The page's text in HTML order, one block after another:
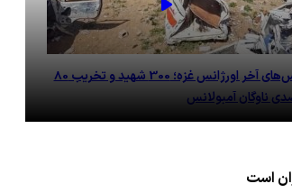
نفس‌های آخر اورژانس غزه؛ 300 شهید و تخریب 80
ناوگان آمبولانس
است